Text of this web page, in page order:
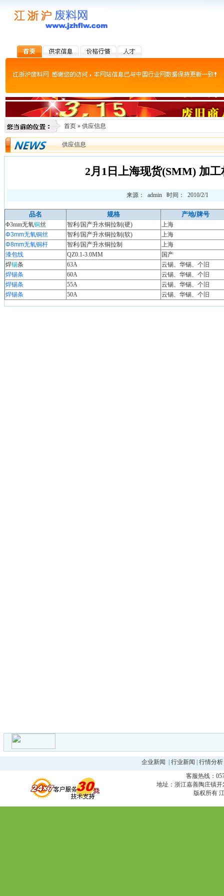
首页 » 供应信息
供应信息
2月1日上海现货(SMM) 加工
来源： admin 时间： 2010/2/1
品名 规格 产地/牌号
Φ3mm无氧铜丝 智利/国产升水铜拉制(硬)
上海
Φ3mm无氧铜丝
智利/国产升水铜拉制(软)
上海
Φ8mm无氧铜杆
智利/国产升水铜拉制
上海
漆包线
QZ0.1-3.0MM
国产
焊锡条 63A
云锡、华锡、个旧
焊锡条
60A
云锡、华锡、个旧
焊锡条
55A
云锡、华锡、个旧
焊锡条
50A 云锡、华锡、个旧
企业新闻 行业新闻 行情分析
客服热线：
地址：浙江嘉善陶庄镇开
版权所有